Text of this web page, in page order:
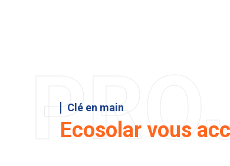
Clé en main
Ecosolar vous